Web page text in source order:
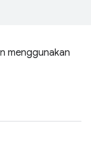
menggunakan